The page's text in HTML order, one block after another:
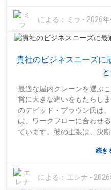
信頼できるメーカーは通常
供していますが、専門家の
す。あるプロジェクトに最
モデルを比較検討し、経験
が効果的です。彼らの率直
の情報をすべて活用して検
自信のある選択
による： ミラ - 2026
貴社のビジネスニーズに
最適な屋内クレーンを選ぶ
営に大きな違いをもたらし
のデビッド・ブラウン氏は
は、ワークフローに合わせ
ています。彼の主張は、決
ンを検討する際には、最大
方向のスペースを有効活用
しているかもしれません。
続き
による： エレナ -